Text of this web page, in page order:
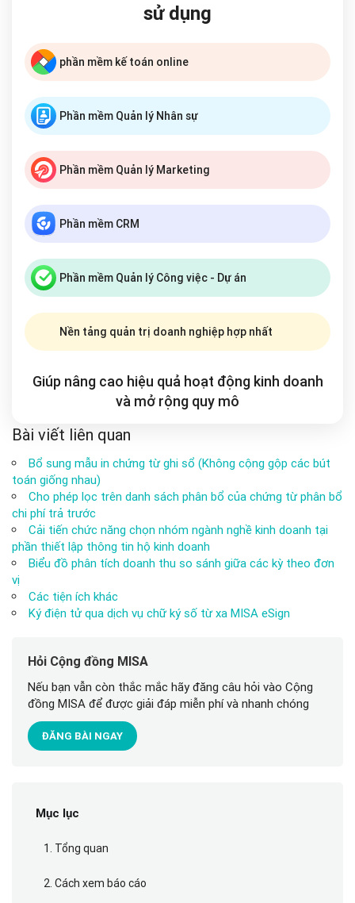
sử dụng
phần mềm kế toán online
Phần mềm Quản lý Nhân sự
Phần mềm Quản lý Marketing
Phần mềm CRM
Phần mềm Quản lý Công việc - Dự án
Nền tảng quản trị doanh nghiệp hợp nhất
Giúp nâng cao hiệu quả hoạt động kinh doanh
và mở rộng quy mô
Bài viết liên quan
Bổ sung mẫu in chứng từ ghi sổ (Không cộng gộp các bút
toán giống nhau)
Cho phép lọc trên danh sách phân bổ của chứng từ phân bổ
chi phí trả trước
Cải tiến chức năng chọn nhóm ngành nghề kinh doanh tại
phần thiết lập thông tin hộ kinh doanh
Biểu đồ phân tích doanh thu so sánh giữa các kỳ theo đơn
vị
Các tiện ích khác
Ký điện tử qua dịch vụ chữ ký số từ xa MISA eSign
Hỏi Cộng đồng MISA
Nếu bạn vẫn còn thắc mắc hãy đăng câu hỏi vào Cộng
đồng MISA để được giải đáp miễn phí và nhanh chóng
ĐĂNG BÀI NGAY
Mục lục
1. Tổng quan
2. Cách xem báo cáo